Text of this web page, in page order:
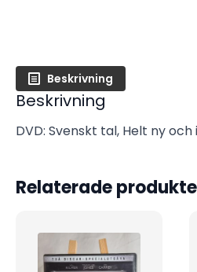
Beskrivning
Beskrivning
DVD: Svenskt tal, Helt ny
Relaterade